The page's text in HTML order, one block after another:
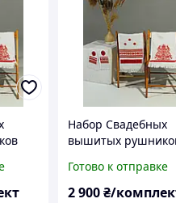
Набор Свадебных
вышитых
дерево жизни
кружево
Готово к отправке
2 900 ₴/